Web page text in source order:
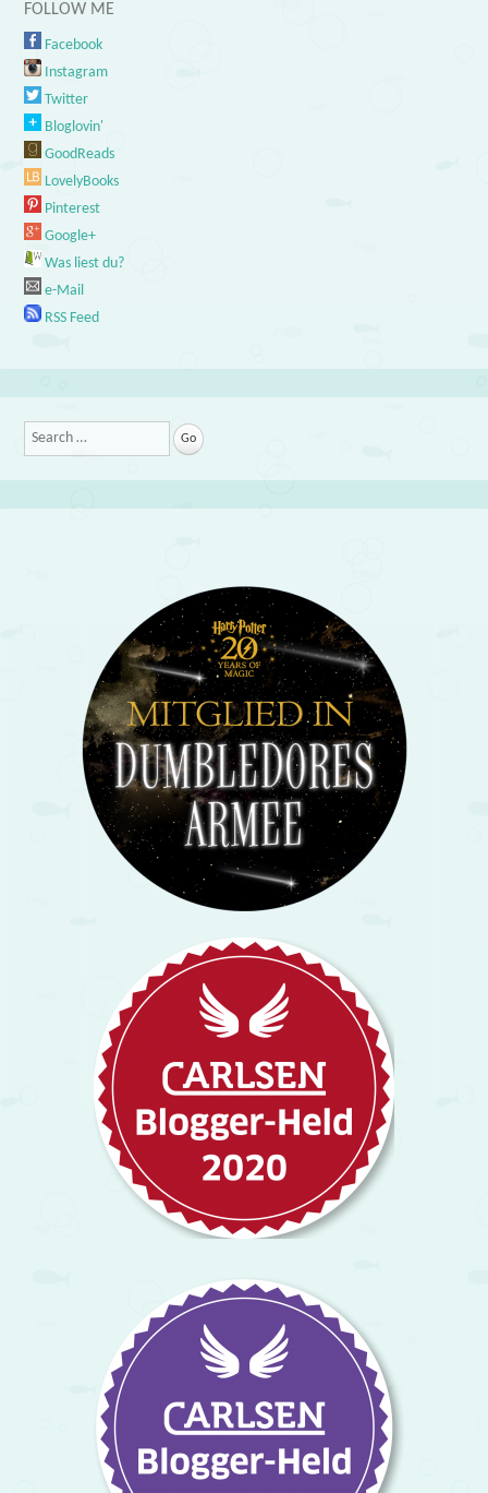
FOLLOW ME
Facebook
Instagram
Twitter
Bloglovin'
GoodReads
LovelyBooks
Pinterest
Google+
Was liest du?
e-Mail
RSS Feed
Search